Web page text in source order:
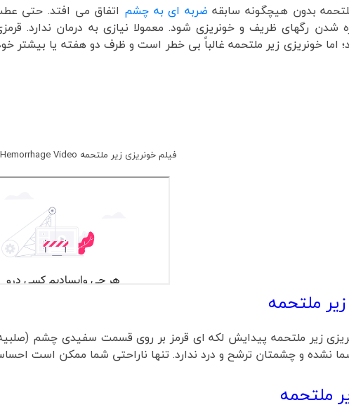
بدون هیچگونه سابقه ضربه ای به چشم اتفاق می افتد. حتی
رگهای ظریف و خونریزی شود. معمولا نیازی به درمان ندارد.
اما خونریزی زیر ملتحمه غالباً بی خطر است و ظرف دو هفته یا بیشتر
فیلم خونریزی زیر ملتحمه Subconjuctival Hemorrhage Video
ملتحمه
زیر ملتحمه پیدایش لکه ای قرمز بر روی قسمت سفیدی چشم
نشده و چشمتان ترشح و درد ندارد. تنها ناراحتی شما ممکن است
ملتحمه